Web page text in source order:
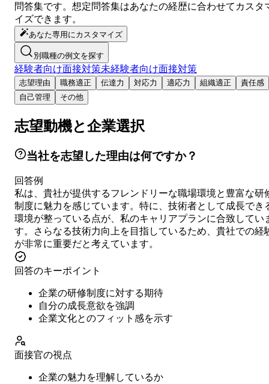
問答集です。想定問答集はあなたの経歴に合わせてカスタ
イズできます。
あなた専用にカスタマイズ
別職種の例文を探す
経験者向け面接対策未経験者向け面接対策
志望理由 職務適正 伝達力 対応力 適応力 組織適正
責任感
自己管理
その他
志望動機と企業選択
当社を志望した理由は何ですか？
回答例
私は、貴社が提供するフレンドリーな職場環境と豊富な研
制度に魅力を感じています。特に、技術者として成長でき
環境が整っている点が、私のキャリアプランに合致してい
す。さらなる技術力向上を目指しているため、貴社での経
が非常に重要だと考えています。
回答のキーポイント
企業の研修制度に対する期待
自分の成長意欲を強調
企業文化とのフィット感を示す
面接官の視点
企業の魅力を理解しているか